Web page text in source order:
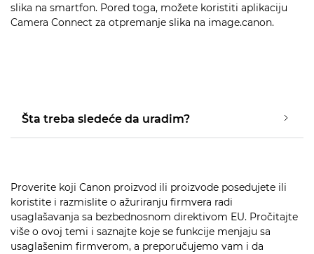
slika na smartfon. Pored toga, možete koristiti aplikaciju
Camera Connect za otpremanje slika na image.canon.
Šta treba sledeće da uradim?
Proverite koji Canon proizvod ili proizvode posedujete ili
koristite i razmislite o ažuriranju firmvera radi
usaglašavanja sa bezbednosnom direktivom EU. Pročitajte
više o ovoj temi i saznajte koje se funkcije menjaju sa
usaglašenim firmverom, a preporučujemo vam i da